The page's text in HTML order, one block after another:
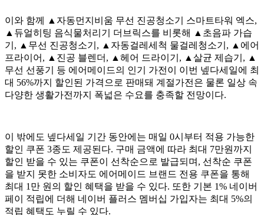
이와 함께 ▲자동먼지비움 무선 진공청소기 스마트타워 엑스,
▲듀얼히팅 음식물처리기 더브릭스를 비롯해 ▲초음파 가습
기, ▲무선 진공청소기, ▲자동걸레세척 물걸레청소기, ▲에어
프라이어, ▲진공 블렌더, ▲헤어 드라이기, ▲살균 제습기, ▲
무선 선풍기 등 에어메이드의 인기 가전이 이번 넾다세일에 최
대 56%까지 할인된 가격으로 판매돼 계절가전은 물론 일상 속
다양한 생활가전까지 폭넓은 수요를 충족할 전망이다.
이 밖에도 넾다세일 기간 동안에는 매일 0시부터 적용 가능한
할인 쿠폰 3종도 제공된다. 구매 금액에 따라 최대 7만원까지
할인 받을 수 있는 쿠폰이 선착순으로 발급되며, 선착순 쿠폰
을 받지 못한 소비자도 에어메이드 브랜드 전용 쿠폰을 통해
최대 1만 원의 할인 혜택을 받을 수 있다. 또한 기본 1% 네이버
페이 적립에 더해 네이버 플러스 멤버십 가입자는 최대 5%의
적립 혜택도 누릴 수 있다.